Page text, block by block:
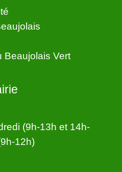
Beaujolais Vert
(9h-13h et 14h-
12h)